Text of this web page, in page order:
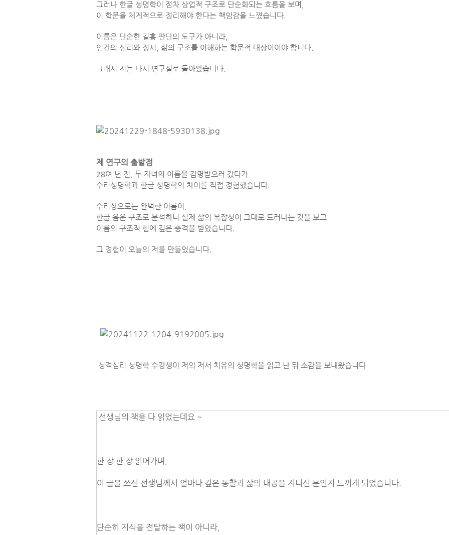
그러나 한글 성명학이 점차 상업적 구조로 단순화되는 흐름을 보며,
이 학문을 체계적으로 정리해야 한다는 책임감을 느꼈습니다.
이름은 단순한 길흉 판단의 도구가 아니라,
인간의 심리와 정서, 삶의 구조를 이해하는 학문적 대상이어야 합니다.
그래서 저는 다시 연구실로 돌아왔습니다.
제 연구의 출발점
28여 년 전, 두 자녀의 이름을 감명받으러 갔다가
수리성명학과 한글 성명학의 차이를 직접 경험했습니다.
수리상으로는 완벽한 이름이,
한글 음운 구조로 분석하니 실제 삶의 복잡성이 그대로 드러나는 것을 보고
이름의 구조적 힘에 깊은 충격을 받았습니다.
그 경험이 오늘의 저를 만들었습니다.
성격심리 성명학 수강생이 저의 저서 치유의 성명학을 읽고 난 뒤 소감을 보내왔습니다
선생님의 책을 다 읽었는데요 ~
한 장 한 장 읽어가며,
이 글을 쓰신 선생님께서 얼마나 깊은 통찰과 삶의 내공을 지니신 분인지 느끼게 되었습니다.
단순히 지식을 전달하는 책이 아니라,